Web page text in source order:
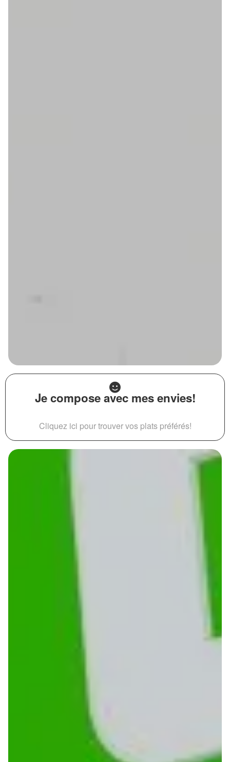
Je compose avec mes envies!
Cliquez ici pour trouver vos plats préférés!